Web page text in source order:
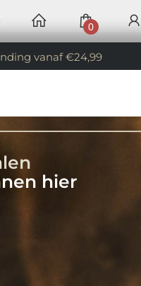
vanaf €24,99
0
hier